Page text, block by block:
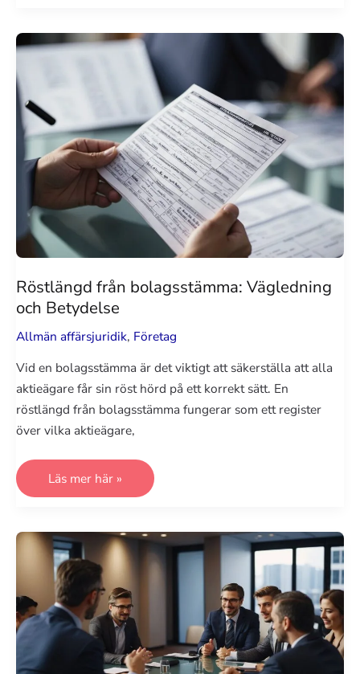
Röstlängd från bolagsstämma: Vägledning
och Betydelse
Allmän affärsjuridik, Företag
Vid en bolagsstämma är det viktigt att säkerställa att alla
aktieägare får sin röst hörd på ett korrekt sätt. En
röstlängd från bolagsstämma fungerar som ett register
över vilka aktieägare,
Röstlängd
bolagsstämma:
Betydelse
Läs mer här »